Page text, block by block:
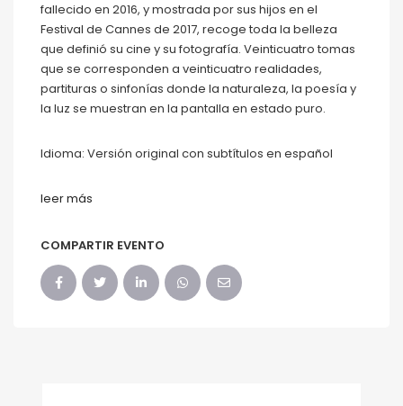
fallecido en 2016, y mostrada por sus hijos en el
Festival de Cannes de 2017, recoge toda la belleza
que definió su cine y su fotografía. Veinticuatro tomas
que se corresponden a veinticuatro realidades,
partituras o sinfonías donde la naturaleza, la poesía y
la luz se muestran en la pantalla en estado puro.
Idioma: Versión original con subtítulos en español
leer más
COMPARTIR EVENTO